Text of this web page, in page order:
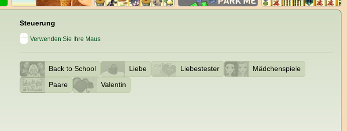
Steuerung
Verwenden Sie Ihre Maus
Back to School Liebe Liebestester
Mädchenspiele
Paare
Valentin